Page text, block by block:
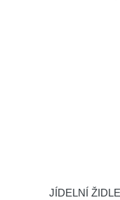
JÍDELNÍ